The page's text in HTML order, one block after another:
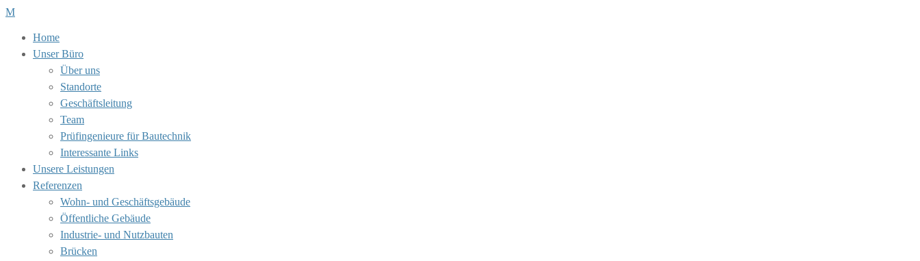
Home
Unser Büro
Über uns
Standorte
Geschäftsleitung
Team
Prüfingenieure für Bautechnik
Interessante Links
Unsere Leistungen
Referenzen
Wohn- und Geschäftsgebäude
Öffentliche Gebäude
Industrie- und Nutzbauten
Brücken